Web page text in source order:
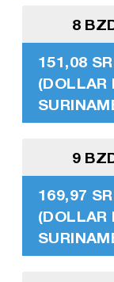
8
151,08
(DOLLAR
9
169,97
(DOLLAR